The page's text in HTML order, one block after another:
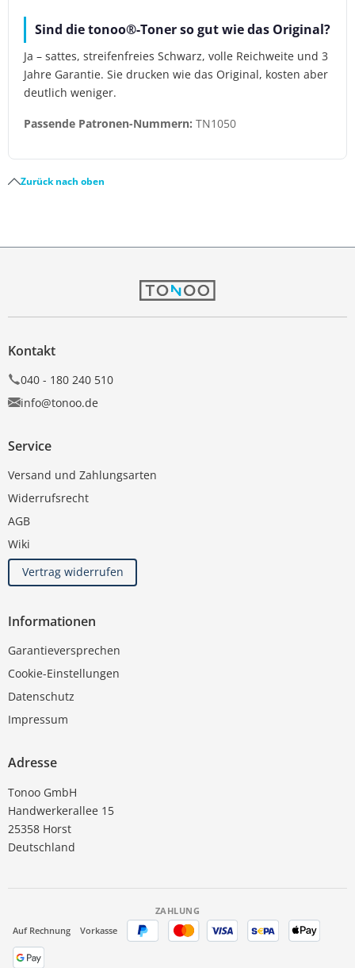
Sind die tonoo®-Toner so gut wie das Original?
Ja – sattes, streifenfreies Schwarz, volle Reichweite und 3
Jahre Garantie. Sie drucken wie das Original, kosten aber
deutlich weniger.
Passende Patronen-Nummern: TN1050
Zurück nach oben
Kontakt
040 - 180 240 510
info@tonoo.de
Service
Versand und Zahlungsarten
Widerrufsrecht
AGB
Wiki
Vertrag widerrufen
Informationen
Garantieversprechen
Cookie-Einstellungen
Datenschutz
Impressum
Adresse
Tonoo GmbH
Handwerkerallee 15
25358 Horst
Deutschland
ZAHLUNG
Auf Rechnung
Vorkasse